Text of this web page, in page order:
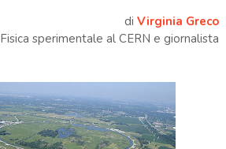
diVirginia Greco
Fisica sperimentale al CERN e giornalista